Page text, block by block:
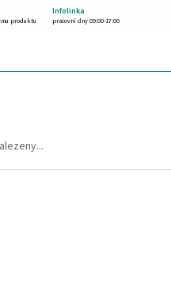
Infolinka
produktu pracovní dny 09:00-17:00